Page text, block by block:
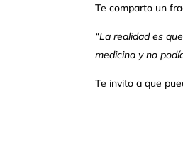
Te comparto un
“La realidad es
medicina y no
Te invito a que